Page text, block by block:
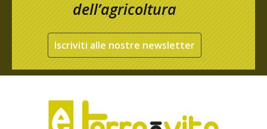
dell’agricoltura
Iscriviti alle nostre newsletter